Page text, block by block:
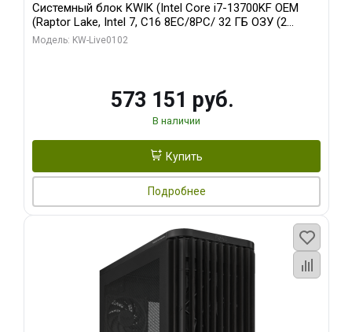
Системный блок KWIK (Intel Core i7-13700KF OEM
(Raptor Lake, Intel 7, C16 8EC/8PC/ 32 ГБ ОЗУ (2
модуля)/ Afox RTX4090 24GB GDDR6X 384-Bit 3xDP
Модель: KW-Live0102
573 151 руб.
В наличии
Купить
Подробнее